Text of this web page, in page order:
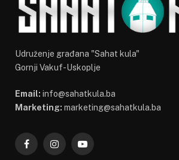
Udruženje građana "Sahat kula"
Gornji Vakuf-Uskoplje
Email: info@sahatkula.ba
Marketing: marketing@sahatkula.ba
FacebookInstagramYouTube